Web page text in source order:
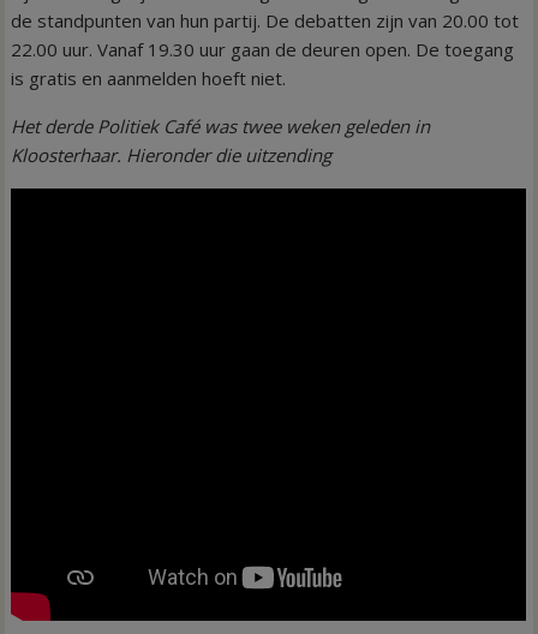
de standpunten van hun partij. De debatten zijn van 20.00 tot
22.00 uur. Vanaf 19.30 uur gaan de deuren open. De toegang
is gratis en aanmelden hoeft niet.
Het derde Politiek Café was twee weken geleden in
Kloosterhaar. Hieronder die uitzending